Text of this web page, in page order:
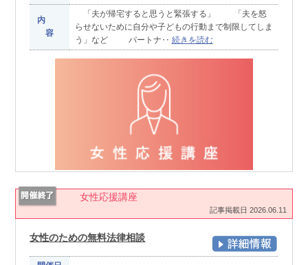
内
容
「夫が帰宅すると思うと緊張する」 「夫を怒
らせないために自分や子どもの行動まで制限してしま
う」など パートナ‥ 続きを読む
女性応援講座
記事掲載日 2026.06.11
女性のための無料法律相談